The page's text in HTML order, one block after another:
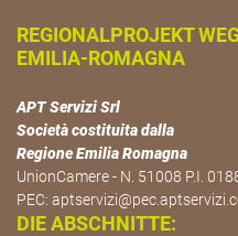
REGIONALPROJEKT
EMILIA-ROMAGNA
APT Servizi Srl
Società costituita dalla
Regione Emilia Romagna
UnionCamere - N. 51008 P.I.
PEC:
DIE ABSCHNITTE: